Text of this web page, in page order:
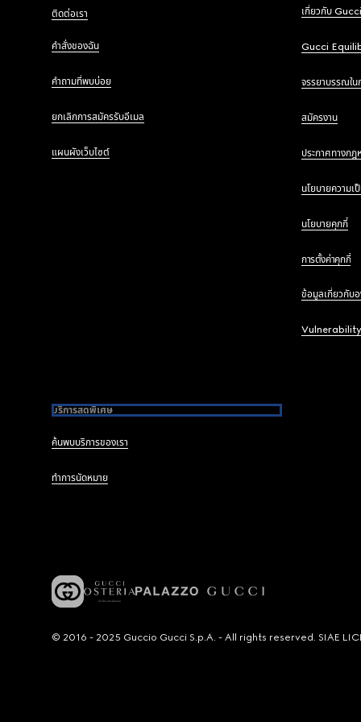
ติดต่อเรา
คำสั่งของฉัน
คำถามที่พบบ่อย
ยกเลิกการสมัครรับอีเมล
แผนผังเว็บไซต์
เกี่ยวกับ Gucci
Gucci
จรรยาบรรณใน
สมัครงาน
ประกาศทางกฎ
นโยบายความเ
นโยบายคุกกี้
การตั้งค่าคุกกี้
ข้อมูลเกี่ยวกับ
บริการสุดพิเศษ
ค้นพบบริการของเรา
ทำการนัดหมาย
© 2016 - 2025 Guccio Gucci S.p.A. - All rights reserved. SIAE